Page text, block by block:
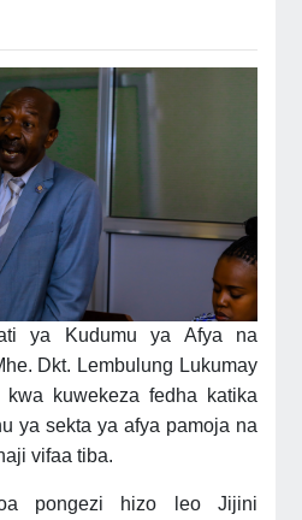
ya Kudumu ya Afya na
Dkt. Lembulung Lukumay
kwa kuwekeza fedha katika
ya sekta ya afya pamoja na
vifaa tiba.
pongezi hizo leo Jijini